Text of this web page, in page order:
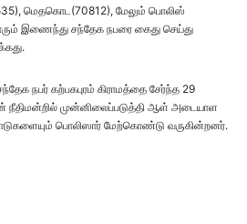
மெதகொட(70812), மேலும் பொலிஸ்
இணைந்து சந்தேக நபரை கைது செய்து
நபர் கற்பகபுரம் கிராமத்தை சேர்ந்த 29
நீதிமன்றில் முன்னிலைப்படுத்தி ஆள் அடையாள
பொலிஸார் மேற்கொண்டு வருகின்றனர்.